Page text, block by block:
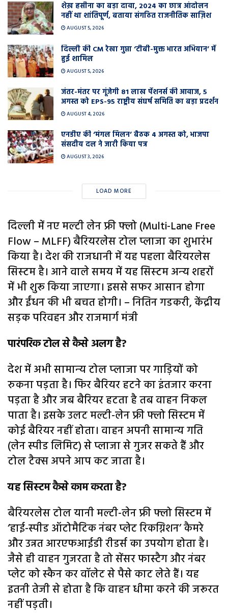
शेख़ हसीना का बड़ा दावा, 2024 का छात्र आंदोलन
नहीं था शांतिपूर्ण, बताया संगठित राजनीतिक साज़िश
AUGUST 5, 2026
दिल्ली की CM रेखा गुप्ता ‘टीबी-मुक्त भारत अभियान’ में
हुई शामिल
AUGUST 5, 2026
जंतर-मंतर पर गूंजेगी 81 लाख पेंशनर्स की आवाज, 5
अगस्त को EPS-95 राष्ट्रीय संघर्ष समिति का बड़ा प्रदर्शन
AUGUST 4, 2026
एनडीए की ‘मंगल मिलन’ बैठक 4 अगस्त को, भाजपा
संसदीय दल ने जारी किया पत्र
AUGUST 3, 2026
LOAD MORE
दिल्‍ली में नए मल्‍टी लेन फ्री फ्लो (Multi-Lane Free
Flow – MLFF) बैरियरलेस टोल प्लाजा का शुभारंभ
किया है। देश की राजधानी में यह पहला बैरियरलेस
सिस्‍टम है। आने वाले समय में यह सिस्‍टम अन्‍य शहरों
में भी शुरू किया जाएगा। इससे सफर आसान होगा
और ईंधन की भी बचत होगी। – नितिन गडकरी, केंद्रीय
सड़क परिवहन और राजमार्ग मंत्री
पारंपरिक टोल से कैसे अलग है?
देश में अभी सामान्‍य टोल प्‍लाजा पर गाड़ियों को
रुकना पड़ता है। फिर बैरियर हटने का इंतजार करना
पड़ता है और जब बैरियर हटता है तब वाहन निकल
पाता है। इसके उलट मल्टी-लेन फ्री फ्लो सिस्टम में
कोई बैरियर नहीं होता। वाहन अपनी सामान्य गति
(लेन स्पीड लिमिट) से प्लाजा से गुजर सकते हैं और
टोल टैक्स अपने आप कट जाता है।
यह सिस्‍टम कैसे काम करता है?
बैरियरलेस टोल यानी मल्टी-लेन फ्री फ्लो सिस्टम में
‘हाई-स्पीड ऑटोमैटिक नंबर प्लेट रिकग्निशन’ कैमरे
और उन्नत आरएफआईडी रीडर्स का उपयोग होता है।
जैसे ही वाहन गुजरता है तो सेंसर फास्टैग और नंबर
प्लेट को स्कैन कर वॉलेट से पैसे काट लेते हैं। यह
इतनी तेजी से होता है कि वाहन धीमा करने की जरूरत
नहीं पड़ती।